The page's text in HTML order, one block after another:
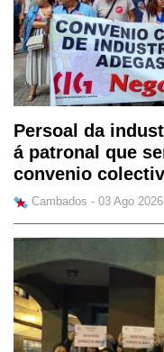
Persoal da
á patronal que
convenio
Cambados - 03 Ago 2026